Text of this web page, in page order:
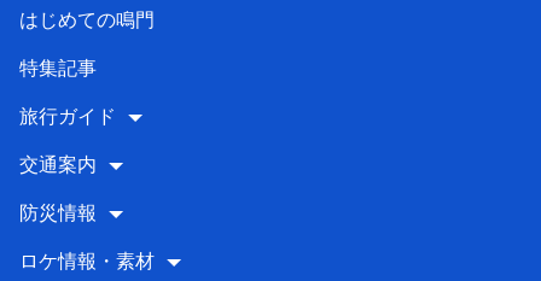
はじめての鳴門
特集記事
旅行ガイド
交通案内
防災情報
ロケ情報・素材